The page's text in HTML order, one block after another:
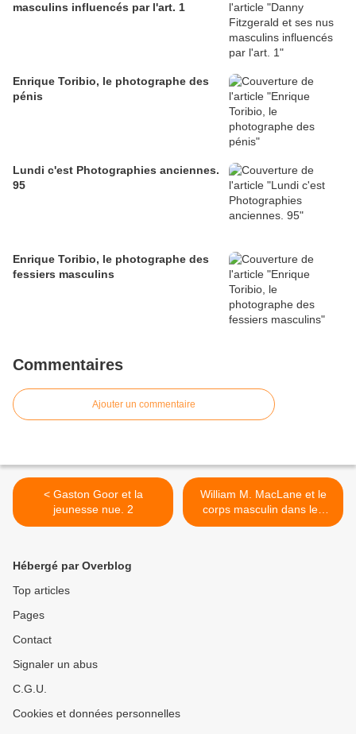
masculins influencés par l'art. 1
Enrique Toribio, le photographe des
pénis
Lundi c'est Photographies anciennes.
95
Enrique Toribio, le photographe des
fessiers masculins
Commentaires
Ajouter un commentaire
< Gaston Goor et la
jeunesse nue. 2
William M. MacLane et le
corps masculin dans les
années cinquante >
Hébergé par Overblog
Top articles
Pages
Contact
Signaler un abus
C.G.U.
Cookies et données personnelles